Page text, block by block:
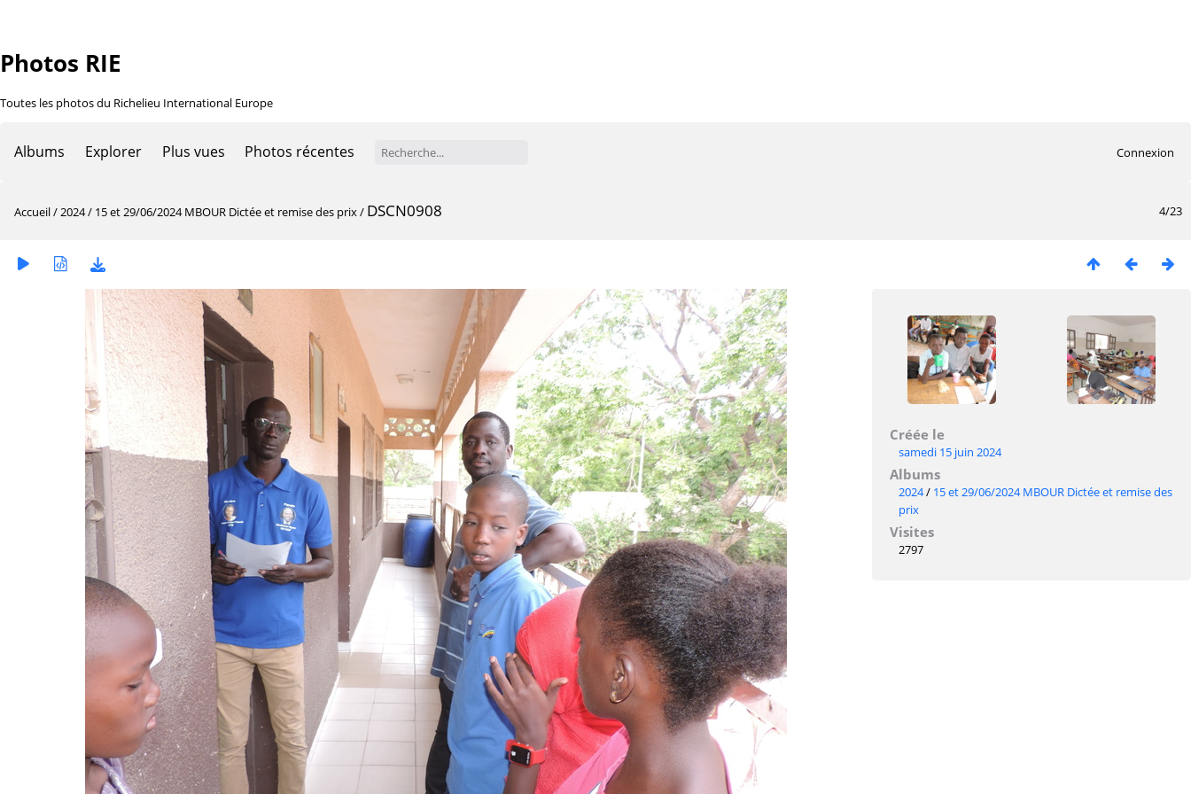
Photos RIE
Toutes les photos du Richelieu International Europe
Albums Explorer Plus vues Photos récentes Connexion
4/23
Accueil/2024/ 15 et 29/06/2024 MBOUR Dictée et remise des prix/ DSCN0908
Créée le
samedi 15 juin 2024
Albums
2024/ 15 et 29/06/2024 MBOUR Dictée et remise des
prix
Visites
2797